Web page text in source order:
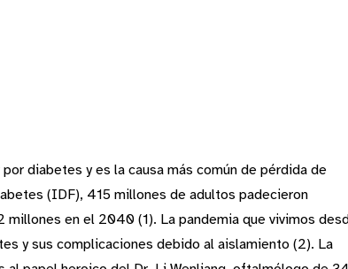
diabetes y es la causa más común de pérdida de
(IDF), 415 millones de adultos padecieron
en el 2040 (1). La pandemia que vivimos
y sus complicaciones debido al aislamiento (2). La